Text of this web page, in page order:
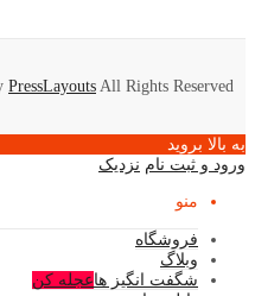
PressLayouts All Rights Reserved.
به بالا بروید
ورود و ثبت نام نزدیک
منو
فروشگاه
وبلاگ
شگفت انگیز هاعجله کن